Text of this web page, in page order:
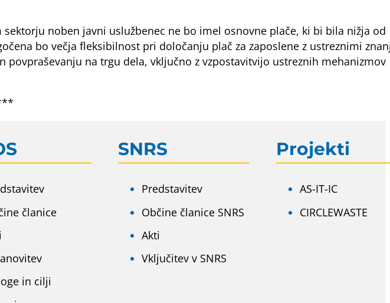
noben javni uslužbenec ne bo imel osnovne plače, ki bi bila nižja od
bo večja fleksibilnost pri določanju plač za zaposlene z ustreznimi
na trgu dela, vključno z vzpostavitvijo ustreznih mehanizmov
članice
in cilji
SNRS
Predstavitev
Občine članice SNRS
Akti
Vključitev v SNRS
Projekti
AS-IT-IC
CIRCLEWASTE